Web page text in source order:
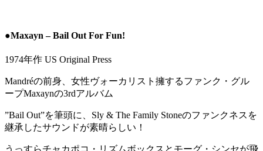
●Maxayn – Bail Out For Fun!
1974年作 US Original Press
Mandréの前身、女性ヴォーカリスト擁するファンク・グル
ープMaxaynの3rdアルバム
”Bail Out”を筆頭に、Sly & The Family Stoneのファンクネスを
継承したサウンドが素晴らしい！
うっすらチャカポコ・リズムボックスとモーグ・シンセが飛